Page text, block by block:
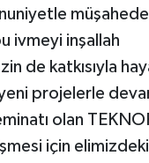
ivmeyi inşallah
de katkısıyla
projelerle
olan
için elimizdeki